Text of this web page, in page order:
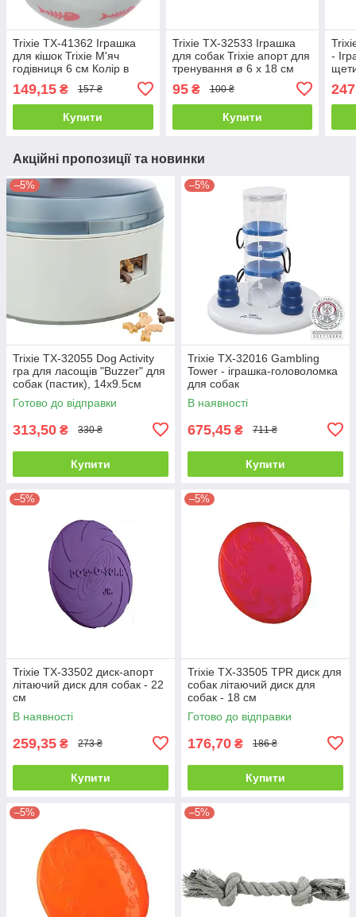
Trixie TX-41362 Іграшка
для кішок Trixie М'яч
годівниця 6 см Колір в
149,15 ₴ 157 ₴
Купити
Trixie TX-32533 Іграшка
для собак Trixie апорт для
тренування ø 6 х 18 см
асортименті
95₴ 100 ₴
Купити
-
247
Акційні пропозиції та новинки
–5%
Trixie TX-32055 Dog Activity
гра для ласощів "Buzzer" для
собак (пастик), 14х9.5см
Готово до відправки
313,50 ₴ 330 ₴
Купити
–5%
Trixie ТХ-32016 Gambling
Tower - іграшка-головоломка
для собак
В наявності
675,45 ₴ 711 ₴
Купити
–5%
Trixie TX-33502 диск-апорт
літаючий диск для собак - 22
см
В наявності
259,35 ₴ 273 ₴
Купити
–5%
Trixie TX-33505 TPR диск для
собак літаючий диск для
собак - 18 см
Готово до відправки
176,70 ₴ 186 ₴
Купити
–5% –5%